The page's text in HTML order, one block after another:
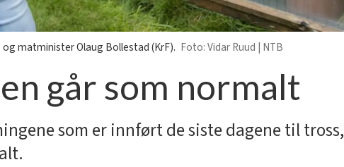
matminister Olaug Bollestad (KrF). Vidar Ruud | NTB
går som normalt
som er innført de siste dagene til tross,